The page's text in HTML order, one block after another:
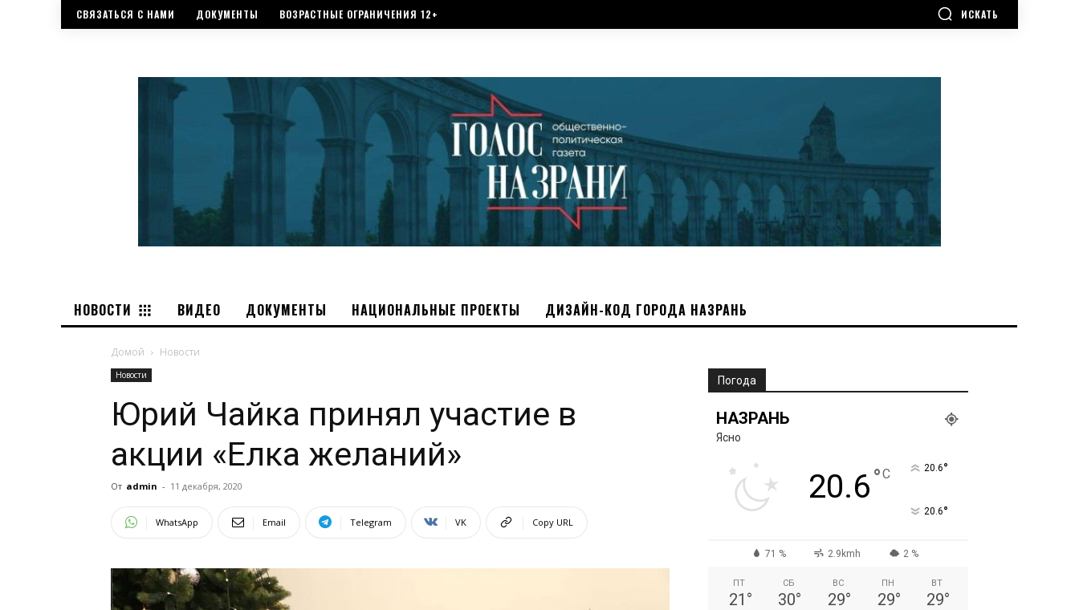
СВЯЗАТЬСЯ С НАМИ ДОКУМЕНТЫ ВОЗРАСТНЫЕ ОГРАНИЧЕНИЯ 12+ ИСКАТЬ
НОВОСТИ ВИДЕО ДОКУМЕНТЫ НАЦИОНАЛЬНЫЕ ПРОЕКТЫ ДИЗАЙН-КОД ГОРОДА НАЗРАНЬ
Домой Новости
Новости
Юрий Чайка принял участие в
акции «Елка желаний»
От admin - 11 декабря, 2020
WhatsApp Email Telegram VK Copy URL
Погода
НАЗРАНЬ
Ясно
20.6°C 20.6°
20.6°
71 % 2.9kmh 2 %
ПТ
21 °
СБ
30°
ВС
29°
ПН
29°
ВТ
29°